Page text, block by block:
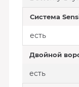
Система
есть
Двойной
есть